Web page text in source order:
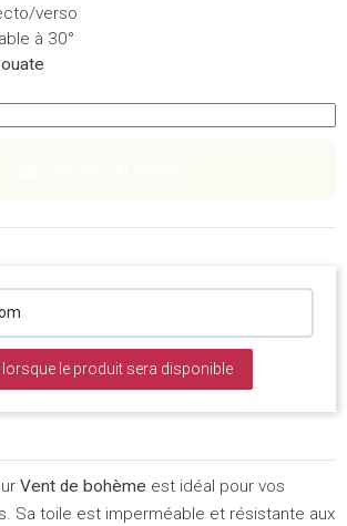
verso
à 30°
le produit sera disponible
Vent de bohème est idéal pour vos
Sa toile est imperméable et résistante aux